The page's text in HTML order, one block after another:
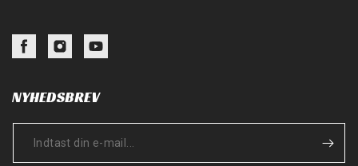
FacebookInstagramYouTube
NYHEDSBREV